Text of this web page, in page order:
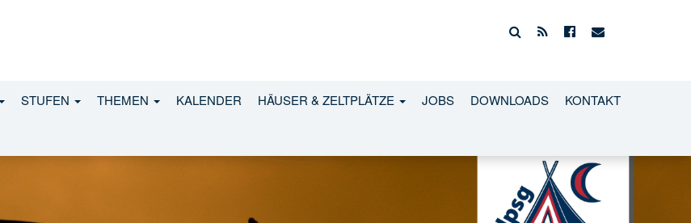
STUFEN THEMEN KALENDER HÄUSER & ZELTPLÄTZE JOBS DOWNLOADS KONTAKT